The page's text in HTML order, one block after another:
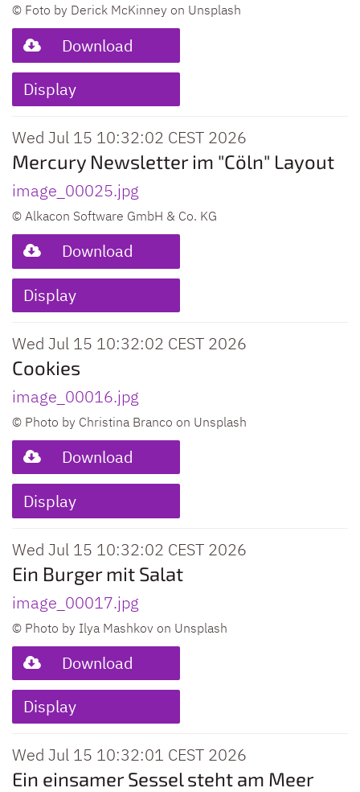
© Foto by Derick McKinney on Unsplash
Download
Display
Wed Jul 15 10:32:02 CEST 2026
Mercury Newsletter im "Cöln" Layout
image_00025.jpg
© Alkacon Software GmbH & Co. KG
Download
Display
Wed Jul 15 10:32:02 CEST 2026
Cookies
image_00016.jpg
© Photo by Christina Branco on Unsplash
Download
Display
Wed Jul 15 10:32:02 CEST 2026
Ein Burger mit Salat
image_00017.jpg
© Photo by Ilya Mashkov on Unsplash
Download
Display
Wed Jul 15 10:32:01 CEST 2026
Ein einsamer Sessel steht am Meer